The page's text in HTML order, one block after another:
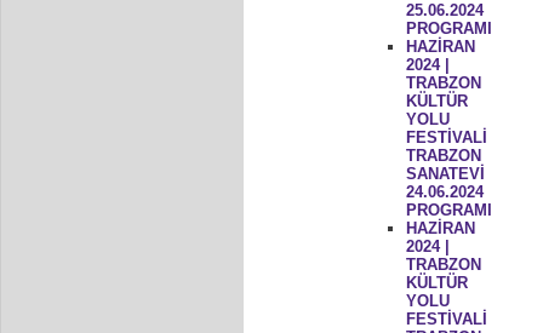
25.06.2024
PROGRAMI
HAZİRAN
2024 |
TRABZON
KÜLTÜR
YOLU
FESTİVALİ
TRABZON
SANATEVİ
24.06.2024
PROGRAMI
HAZİRAN
2024 |
TRABZON
KÜLTÜR
YOLU
FESTİVALİ